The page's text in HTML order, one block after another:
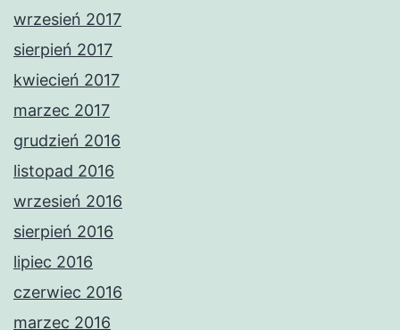
wrzesień 2017
sierpień 2017
kwiecień 2017
marzec 2017
grudzień 2016
listopad 2016
wrzesień 2016
sierpień 2016
lipiec 2016
czerwiec 2016
marzec 2016